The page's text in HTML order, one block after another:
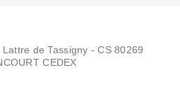
de Tassigny - CS 80269
CEDEX